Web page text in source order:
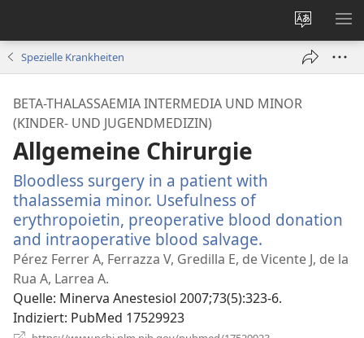
ändern
Spezielle Krankheiten
BETA-THALASSAEMIA INTERMEDIA UND MINOR
(KINDER- UND JUGENDMEDIZIN)
Allgemeine Chirurgie
Bloodless surgery in a patient with
thalassemia minor. Usefulness of
erythropoietin, preoperative blood donation
and intraoperative blood salvage.
neues
Pérez Ferrer A, Ferrazza V, Gredilla E, de Vicente J, de la
Rua A, Larrea A.
Quelle‎: Minerva Anestesiol 2007;73(5):323-6.
Indiziert‎: PubMed 17529923